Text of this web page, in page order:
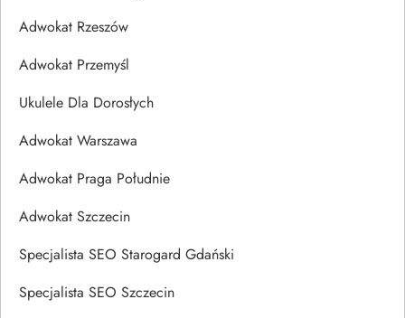
Adwokat Rzeszów
Adwokat Przemyśl
Ukulele Dla Dorosłych
Adwokat Warszawa
Adwokat Praga Południe
Adwokat Szczecin
Specjalista SEO Starogard Gdański
Specjalista SEO Szczecin